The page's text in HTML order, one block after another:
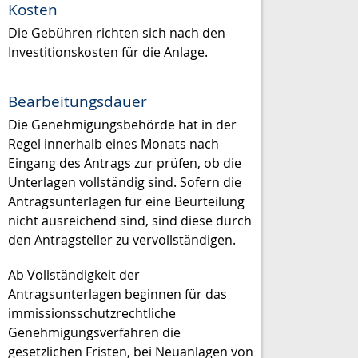
Kosten
Die Gebühren richten sich nach den
Investitionskosten für die Anlage.
Bearbeitungsdauer
Die Genehmigungsbehörde hat in der
Regel innerhalb eines Monats nach
Eingang des Antrags zur prüfen, ob die
Unterlagen vollständig sind. Sofern die
Antragsunterlagen für eine Beurteilung
nicht ausreichend sind, sind diese durch
den Antragsteller zu vervollständigen.
Ab Vollständigkeit der
Antragsunterlagen beginnen für das
immissionsschutzrechtliche
Genehmigungsverfahren die
gesetzlichen Fristen, bei Neuanlagen von